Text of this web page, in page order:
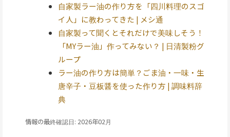
自家製ラー油の作り方を「四川料理のスゴ
イ人」に教わってきた | メシ通
自家製って聞くとそれだけで美味しそう！
「MYラー油」作ってみない？ | 日清製粉グ
ループ
ラー油の作り方は簡単？ごま油・一味・生
唐辛子・豆板醤を使った作り方 | 調味料辞
典
情報の最終確認日: 2026年02月